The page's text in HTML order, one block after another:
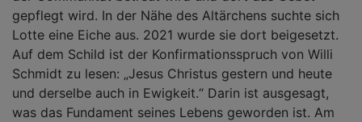
gepflegt wird. In der Nähe des Altärchens suchte sich
Lotte eine Eiche aus. 2021 wurde sie dort beigesetzt.
Auf dem Schild ist der Konfirmationsspruch von Willi
Schmidt zu lesen: „Jesus Christus gestern und heute
und derselbe auch in Ewigkeit.“ Darin ist ausgesagt,
was das Fundament seines Lebens geworden ist. Am